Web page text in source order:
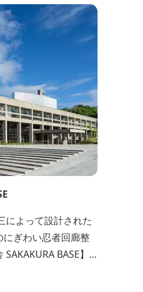
によって設計された
にぎわい忍者回廊整
BASE】
には図書館やホテ